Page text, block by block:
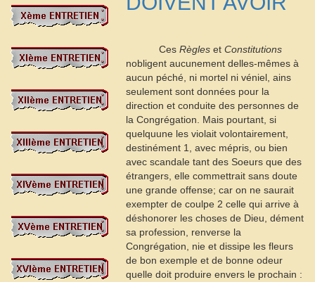
CesRègles etConstitutions
nobligent aucunement delles-mêmes à
aucun péché, ni mortel ni véniel, ains
seulement sont données pour la
direction et conduite des personnes de
la Congrégation. Mais pourtant, si
quelquune les violait volontairement,
destinément 1
, avec mépris, ou bien
avec scandale tant des Soeurs que des
étrangers, elle commettrait sans doute
une grande offense; car on ne saurait
exempter de coulpe 2 celle qui arrive à
déshonorer les choses de Dieu, dément
sa profession, renverse la
Congrégation, nie et dissipe les fleurs
de bon exemple et de bonne odeur
quelle doit produire envers le prochain :